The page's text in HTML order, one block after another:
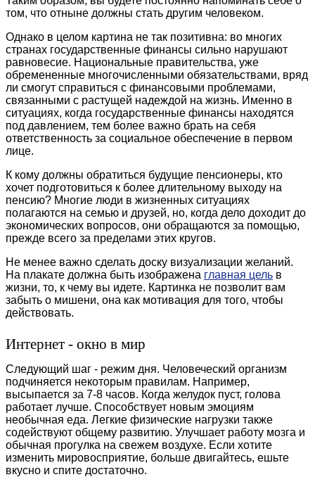
том, что отныне должны стать другим человеком.
Однако в целом картина не так позитивна: во многих
странах государственные финансы сильно нарушают
равновесие. Национальные правительства, уже
обремененные многочисленными обязательствами, вряд
ли смогут справиться с финансовыми проблемами,
связанными с растущей надеждой на жизнь. Именно в
ситуациях, когда государственные финансы находятся
под давлением, тем более важно брать на себя
ответственность за социальное обеспечение в первом
лице.
К кому должны обратиться будущие пенсионеры, кто
хочет подготовиться к более длительному выходу на
пенсию? Многие люди в жизненных ситуациях
полагаются на семью и друзей, но, когда дело доходит до
экономических вопросов, они обращаются за помощью,
прежде всего за пределами этих кругов.
Не менее важно сделать доску визуализации желаний.
На плакате должна быть изображена главная цель в
жизни, то, к чему вы идете. Картинка не позволит вам
забыть о мишени, она как мотивация для того, чтобы
действовать.
Интернет - окно в мир
Следующий шаг - режим дня. Человеческий организм
подчиняется некоторым правилам. Например,
высыпается за 7-8 часов. Когда желудок пуст, голова
работает лучше. Способствует новым эмоциям
необычная еда. Легкие физические нагрузки также
содействуют общему развитию. Улучшает работу мозга и
обычная прогулка на свежем воздухе. Если хотите
изменить мировосприятие, больше двигайтесь, ешьте
вкусно и спите достаточно.